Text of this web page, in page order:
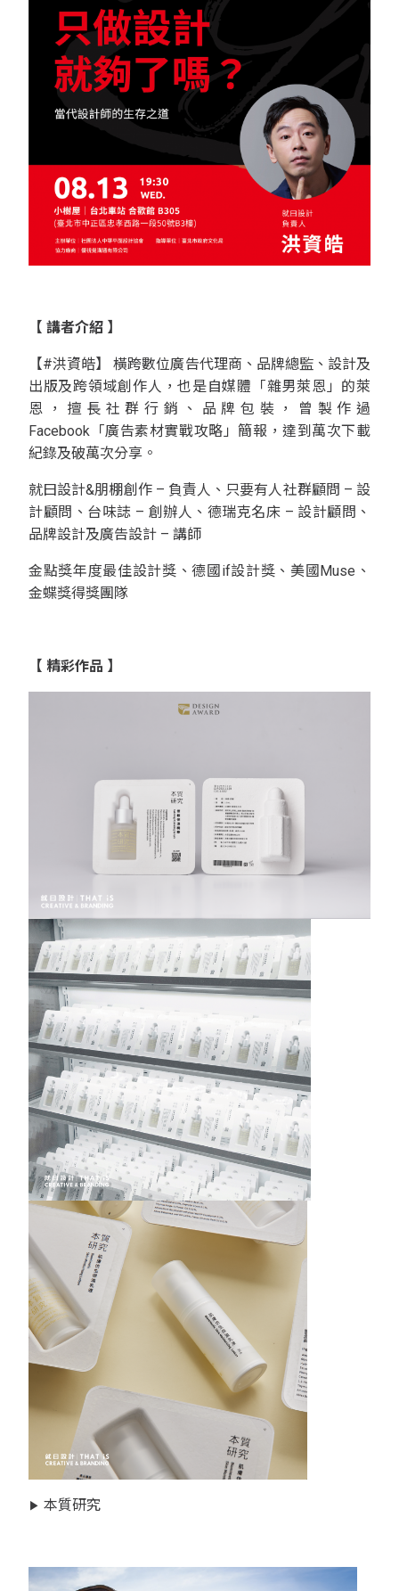
【 講者介紹 】
【#洪資皓】 橫跨數位廣告代理商、品牌總監、設計及
出版及跨領域創作人，也是自媒體「雜男萊恩」的萊
恩，擅長社群行銷、品牌包裝，曾製作過
Facebook「廣告素材實戰攻略」簡報，達到萬次下載
紀錄及破萬次分享。
就曰設計&朋棚創作 – 負責人、只要有人社群顧問 – 設
計顧問、台味誌 – 創辦人、德瑞克名床 – 設計顧問、
品牌設計及廣告設計 – 講師
金點獎年度最佳設計獎、德國if設計獎、美國Muse、
金蝶獎得獎團隊
【 精彩作品 】
▶ 本質研究